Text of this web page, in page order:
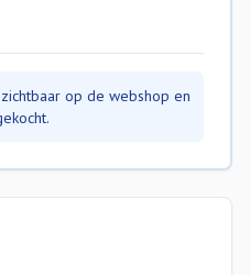
op de webshop en